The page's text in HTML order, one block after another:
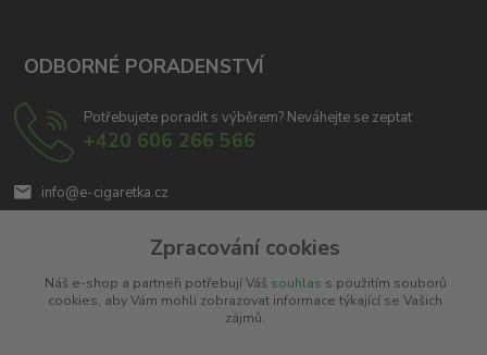
ODBORNÉ PORADENSTVÍ
Potřebujete poradit s výběrem? Neváhejte se zeptat
+420 606 266 566
info@e-cigaretka.cz
Zpracování cookies
Náš e-shop a partneři potřebují Váš souhlas s použitím souborů
cookies, aby Vám mohli zobrazovat informace týkající se Vašich
zájmů.